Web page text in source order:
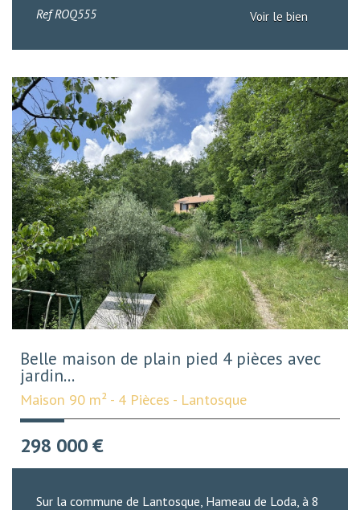
RefROQ555 Voir le bien
Belle maison de plain pied 4 pièces avec
jardin...
Maison 90 m² - 4 Pièces - Lantosque
298 000€
Sur la commune de Lantosque, Hameau de Loda, à 8